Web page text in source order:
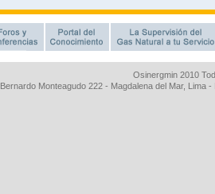
Osinergmin 2010
Bernardo Monteagudo 222 - Magdalena del Mar, Lima